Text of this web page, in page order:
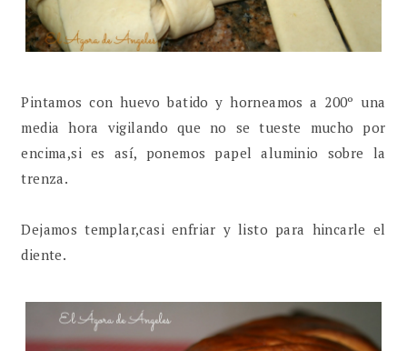
Pintamos con huevo batido y horneamos a 200º una
media hora vigilando que no se tueste mucho por
encima,si es así, ponemos papel aluminio sobre la
trenza.
Dejamos templar,casi enfriar y listo para hincarle el
diente.